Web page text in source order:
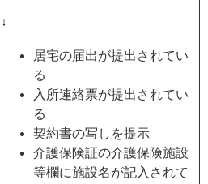
↓
居宅の届出が提出されてい
る
入所連絡票が提出されてい
る
契約書の写しを提示
介護保険証の介護保険施設
等欄に施設名が記入されて